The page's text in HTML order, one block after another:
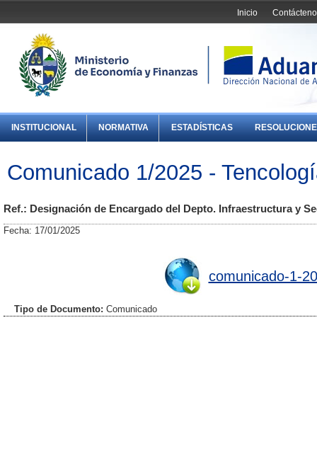
Inicio
INSTITUCIONAL NORMATIVA ESTADÍSTICAS
Comunicado 1/2025 -
Ref.: Designación de Encargado del Depto. Infraestructura y
Fecha: 17/01/2025
comunicado-1-
Tipo de Documento: Comunicado